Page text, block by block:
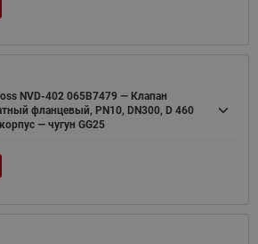
NVD-402 065B7479 — Клапан
фланцевый, PN10, DN300, D 460
— чугун GG25